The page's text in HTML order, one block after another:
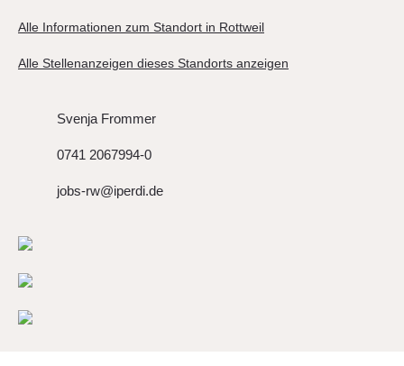
Alle Informationen zum Standort in Rottweil
Alle Stellenanzeigen dieses Standorts anzeigen
Svenja Frommer
0741 2067994-0
jobs-rw@iperdi.de